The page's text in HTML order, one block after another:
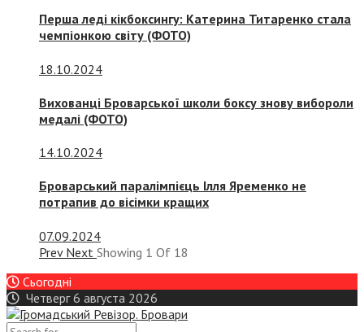
Перша леді кікбоксингу: Катерина Титаренко стала
чемпіонкою світу (ФОТО)
18.10.2024
Вихованці Броварської школи боксу знову вибороли
медалі (ФОТО)
14.10.2024
Броварський паралімпієць Ілля Яременко не
потрапив до вісімки кращих
07.09.2024
Prev Next Showing 1 Of 18
Сьогодні
Четверг 6 августа 2026